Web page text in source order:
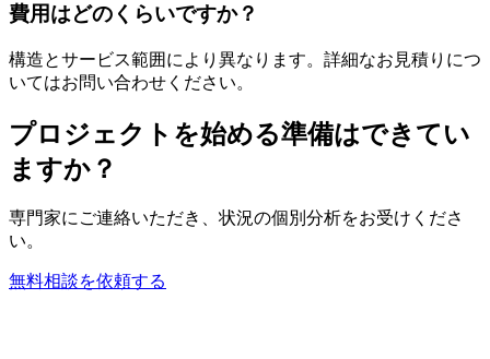
費用はどのくらいですか？
構造とサービス範囲により異なります。詳細なお見積りにつ
いてはお問い合わせください。
プロジェクトを始める準備はできてい
ますか？
専門家にご連絡いただき、状況の個別分析をお受けくださ
い。
無料相談を依頼する